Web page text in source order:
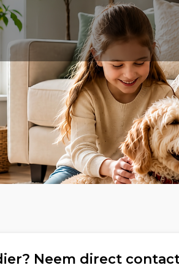
Neem direct